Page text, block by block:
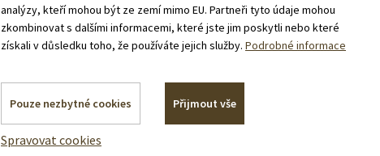
analýzy, kteří mohou být ze zemí mimo EU. Partneři tyto údaje mohou
zkombinovat s dalšími informacemi, které jste jim poskytli nebo které
získali v důsledku toho, že používáte jejich služby.Podrobné informace
Pouze nezbytné cookies Přijmout vše
Spravovat cookies